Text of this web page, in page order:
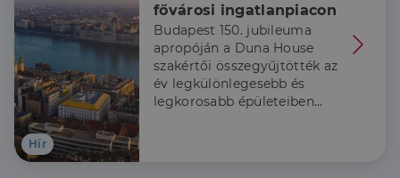
Hír
fővárosi ingatlanpiacon
Budapest 150. jubileuma
apropóján a Duna House
szakértői összegyűjtötték az
év legkülönlegesebb és
legkorosabb épületeiben
Célzás Funkcionalitás
Elengedhetetlenül szükséges